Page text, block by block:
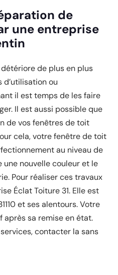
de
une entreprise
de plus en plus
d’utilisation ou
il est temps de les faire
Il est aussi possible que
de vos fenêtres de toit
cela, votre fenêtre de toit
au niveau de
nouvelle couleur et le
Pour réaliser ces travaux
Éclat Toiture 31. Elle est
et ses alentours. Votre
après sa remise en état.
contacter la sans